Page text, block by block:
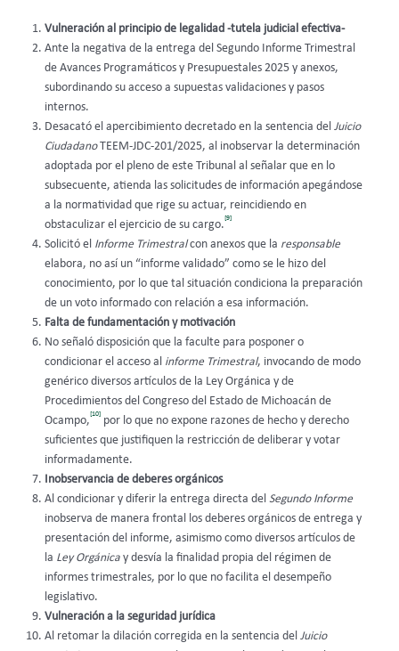
Vulneración al principio de legalidad -tutela judicial efectiva-
Ante la negativa de la entrega del Segundo Informe Trimestral
de Avances Programáticos y Presupuestales 2025 y anexos,
subordinando su acceso a supuestas validaciones y pasos
internos.
Desacató el apercibimiento decretado en la sentencia del
Juicio
CiudadanoTEEM-JDC-201/2025, al inobservar la determinación
adoptada por el pleno de este Tribunal al señalar que en lo
subsecuente, atienda las solicitudes de información apegándose
a la normatividad que rige su actuar, reincidiendo en
obstaculizar el ejercicio de su cargo.
[9]
Solicitó el Informe Trimestralcon anexos que la responsable
elabora, no así un “informe validado” como se le hizo del
conocimiento, por lo que tal situación condiciona la preparación
de un voto informado con relación a esa información.
Falta de fundamentación y motivación
No señaló disposición que la faculte para posponer o
condicionar el acceso al informe Trimestral, invocando de modo
genérico diversos artículos de la Ley Orgánica y de
Procedimientos del Congreso del Estado de Michoacán de
Ocampo,
[10]
por lo que no expone razones de hecho y derecho
suficientes que justifiquen la restricción de deliberar y votar
informadamente.
Inobservancia de deberes orgánicos
Al condicionar y diferir la entrega directa del Segundo Informe
inobserva de manera frontal los deberes orgánicos de entrega y
presentación del informe, asimismo como diversos artículos de
la Ley Orgánica y desvía la finalidad propia del régimen de
informes trimestrales, por lo que no facilita el desempeño
legislativo.
Vulneración a la seguridad jurídica
Al retomar la dilación corregida en la sentencia del
Juicio